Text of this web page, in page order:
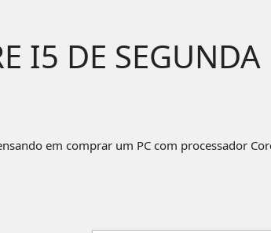
I5 DE SEGUNDA
em comprar um PC com processador